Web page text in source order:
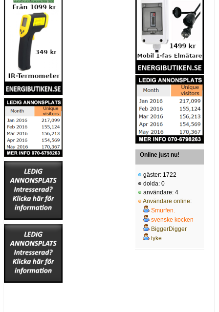
Online just nu!
gäster: 1722
dolda: 0
användare: 4
Användare online:
Smurfen.
svenske kocken
BiggerDigger
tyke